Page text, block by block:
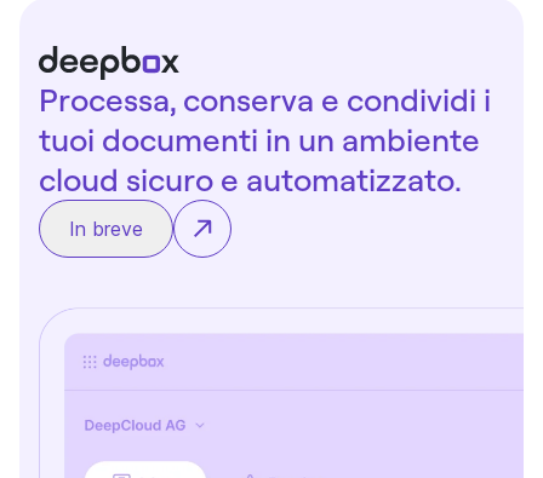
Processa, conserva e condividi i
tuoi documenti in un ambiente
cloud sicuro e automatizzato.
In breve